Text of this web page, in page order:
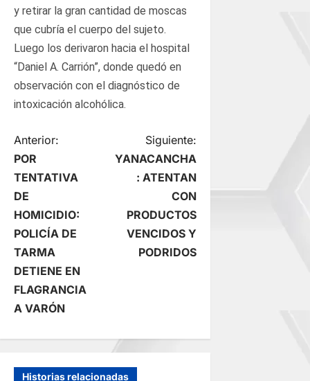
y retirar la gran cantidad de moscas
que cubría el cuerpo del sujeto.
Luego los derivaron hacia el hospital
“Daniel A. Carrión”, donde quedó en
observación con el diagnóstico de
intoxicación alcohólica.
N
a
v
e
g
a
c
i
Anterior:
POR
TENTATIVA
DE
HOMICIDIO:
POLICÍA DE
TARMA
DETIENE EN
FLAGRANCIA
A VARÓN
Siguiente:
YANACANCHA
: ATENTAN
CON
PRODUCTOS
VENCIDOS Y
PODRIDOS
Historias relacionadas